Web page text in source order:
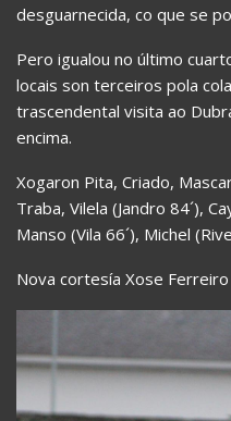
desguarnecida, co que se
Pero igualou no último
locais son terceiros pola
trascendental visita ao
encima.
Xogaron Pita, Criado,
Traba, Vilela (Jandro 84´),
Manso (Vila 66´), Michel
Nova cortesía Xose Ferreiro